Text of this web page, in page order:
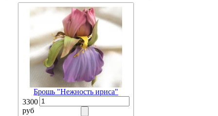
Брошь "Нежность ириса"
3300
руб